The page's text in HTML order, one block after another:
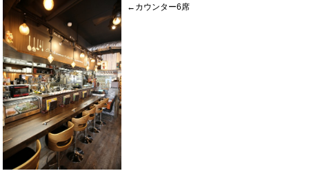
←カウンター6席